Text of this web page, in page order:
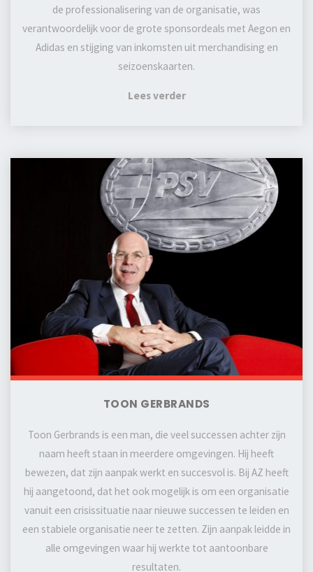
de professionalisering van de organisatie, was
verantwoordelijk voor de grote sponsordeals met Aegon en
Adidas en stijging van inkomsten uit merchandising en
seizoenskaarten.
Lees verder
TOON GERBRANDS
Toon Gerbrands is een man, die veel successen achter zijn
naam heeft staan in meerdere omgevingen. Hij heeft
bewezen, dat zijn aanpak werkt en succesvol is. Bij AZ heeft
hij aangetoond, dat het ook mogelijk is om een organisatie
vanuit een crisissituatie naar nieuwe successen te leiden en
een stabiele organisatie neer te zetten. Zijn aanpak leidde in
alle omgevingen waar hij werkte tot aantoonbare
resultaten.